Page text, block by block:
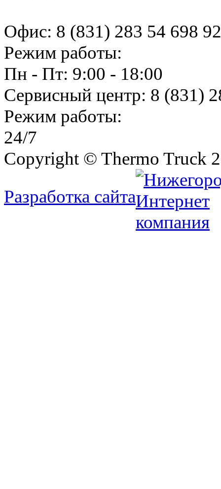
Офис: 8 (831) 283 54 698
Режим работы:
Пн - Пт: 9:00 - 18:00
Сервисный центр: 8 (831)
Режим работы:
24/7
Copyright © Thermo Truck
Разработка сайта